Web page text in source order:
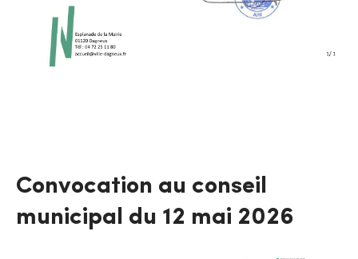
Convocation au conseil
municipal du 12 mai 2026